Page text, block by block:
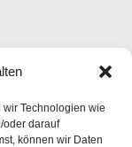
Technologien wie
oder darauf
können wir Daten